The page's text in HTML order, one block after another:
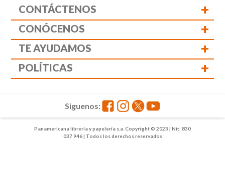
CONTÁCTENOS +
CONÓCENOS +
TE AYUDAMOS +
POLÍTICAS +
Panamericana librería y papelería s.a. Copyright © 2023 | Nit: 830
037 946 | Todos los derechos reservados
Siguenos: